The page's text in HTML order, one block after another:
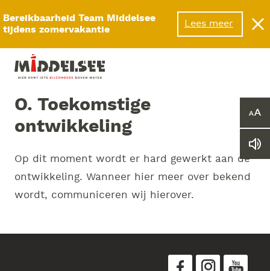
Bereikbaarheid Team Middelsee
tijdens zomervakantie
Lees meer
Menu
of
O. Toekomstige
ontwikkeling
Op dit moment wordt er hard gewerkt aan de
ontwikkeling. Wanneer hier meer over bekend
wordt, communiceren wij hierover.